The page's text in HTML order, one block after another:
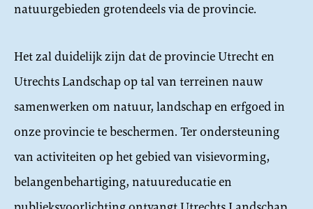
natuurgebieden grotendeels via de provincie.
Het zal duidelijk zijn dat de provincie Utrecht en
Utrechts Landschap op tal van terreinen nauw
samenwerken om natuur, landschap en erfgoed in
onze provincie te beschermen. Ter ondersteuning
van activiteiten op het gebied van visievorming,
belangenbehartiging, natuureducatie en